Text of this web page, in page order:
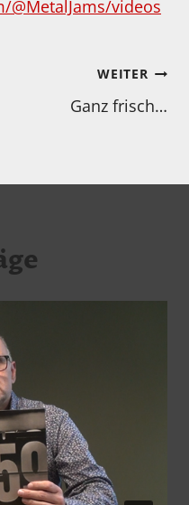
videos
WEITER
Ganz frisch…